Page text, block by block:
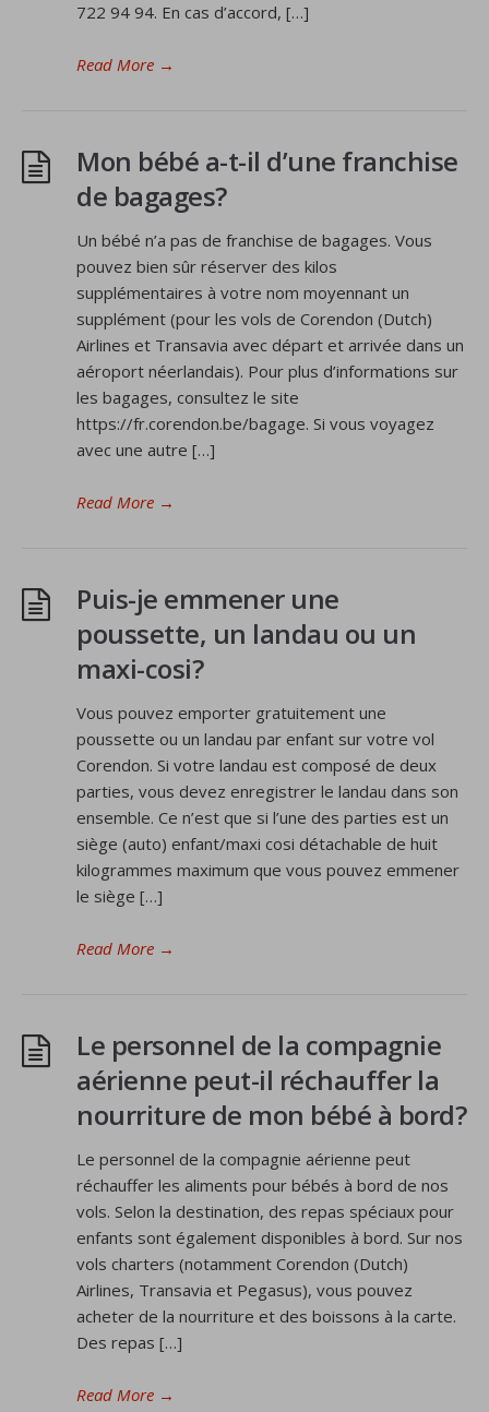
722 94 94. En cas d’accord, […]
Read More →
Mon bébé a-t-il d’une franchise
de bagages?
Un bébé n’a pas de franchise de bagages. Vous
pouvez bien sûr réserver des kilos
supplémentaires à votre nom moyennant un
supplément (pour les vols de Corendon (Dutch)
Airlines et Transavia avec départ et arrivée dans un
aéroport néerlandais). Pour plus d’informations sur
les bagages, consultez le site
https://fr.corendon.be/bagage. Si vous voyagez
avec une autre […]
Read More →
Puis-je emmener une
poussette, un landau ou un
maxi-cosi?
Vous pouvez emporter gratuitement une
poussette ou un landau par enfant sur votre vol
Corendon. Si votre landau est composé de deux
parties, vous devez enregistrer le landau dans son
ensemble. Ce n’est que si l’une des parties est un
siège (auto) enfant/maxi cosi détachable de huit
kilogrammes maximum que vous pouvez emmener
le siège […]
Read More →
Le personnel de la compagnie
aérienne peut-il réchauffer la
nourriture de mon bébé à bord?
Le personnel de la compagnie aérienne peut
réchauffer les aliments pour bébés à bord de nos
vols. Selon la destination, des repas spéciaux pour
enfants sont également disponibles à bord. Sur nos
vols charters (notamment Corendon (Dutch)
Airlines, Transavia et Pegasus), vous pouvez
acheter de la nourriture et des boissons à la carte.
Des repas […]
Read More →